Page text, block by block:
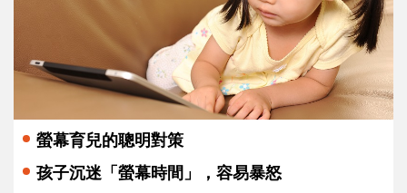
螢幕育兒的聰明對策
孩子沉迷「螢幕時間」，容易暴怒